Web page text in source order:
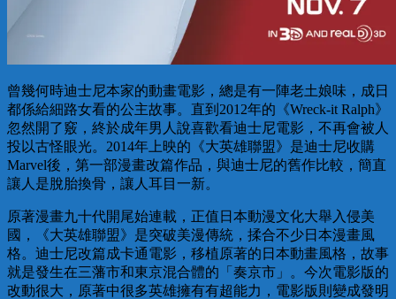
曾幾何時迪士尼本家的動畫電影，總是有一陣老土娘味，成日
都係給細路女看的公主故事。直到2012年的《Wreck-it Ralph》
忽然開了竅，終於成年男人說喜歡看迪士尼電影，不再會被人
投以古怪眼光。2014年上映的《大英雄聯盟》是迪士尼收購
Marvel後，第一部漫畫改篇作品，與迪士尼的舊作比較，簡直
讓人是脫胎換骨，讓人耳目一新。
原著漫畫九十代開尾始連載，正值日本動漫文化大舉入侵美
國，《大英雄聯盟》是突破美漫傳統，揉合不少日本漫畫風
格。迪士尼改篇成卡通電影，移植原著的日本動畫風格，故事
就是發生在三藩市和東京混合體的「奏京市」。今次電影版的
改動很大，原著中很多英雄擁有有超能力，電影版則變成發明